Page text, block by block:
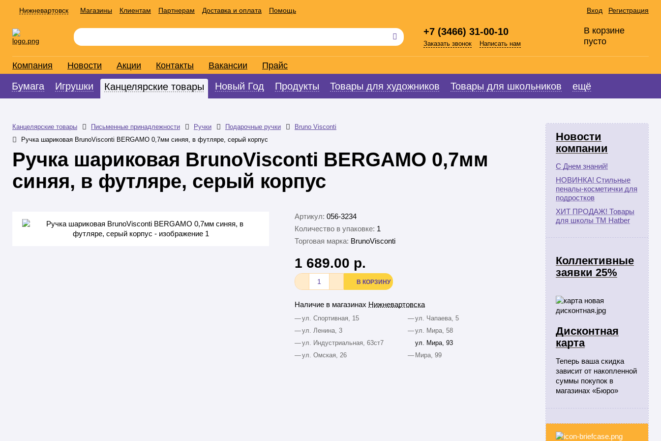
Вход Регистрация
Нижневартовск Магазины Клиентам Партнерам Доставка и оплата Помощь
+7 (3466) 31-00-10
Заказать звонок Написать нам
В корзине
пусто
Компания Новости Акции Контакты Вакансии Прайс
Бумага Игрушки Канцелярские товары Новый Год Продукты Товары для художников Товары для школьников ещё
Новости
компании
С Днем знаний!
НОВИНКА! Стильные
пеналы-косметички для
подростков
ХИТ ПРОДАЖ! Товары
для школы ТМ Hatber
Коллективные
заявки 25%
Дисконтная
карта
Теперь ваша скидка
зависит от накопленной
суммы покупок в
магазинах «Бюро»
Канцелярские товары Письменные принадлежности Ручки Подарочные ручки
Bruno Visconti
Ручка шариковая BrunoVisconti BERGAMO 0,7мм синяя, в футляре, серый корпус
Ручка шариковая BrunoVisconti BERGAMO 0,7мм
синяя, в футляре, серый корпус
Артикул: 056-3234
Количество в упаковке: 1
Торговая марка: BrunoVisconti
1 689.00 р.
В КОРЗИНУ
Наличие в магазинах Нижневартовска
—ул. Спортивная, 15 —ул. Чапаева, 5
—ул. Ленина, 3 —ул. Мира, 58
—ул. Индустриальная, 63ст7
ул. Мира, 93
—ул. Омская, 26 — Мира, 99